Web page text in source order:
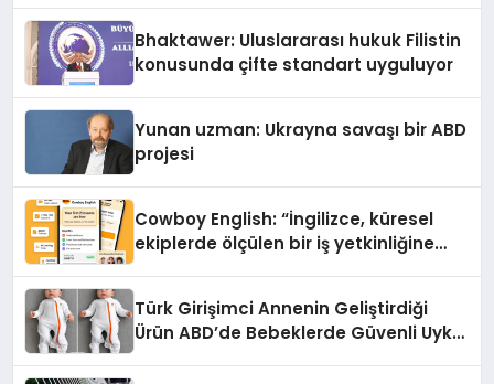
Bhaktawer: Uluslararası hukuk Filistin
konusunda çifte standart uyguluyor
Yunan uzman: Ukrayna savaşı bir ABD
projesi
Cowboy English: “İngilizce, küresel
ekiplerde ölçülen bir iş yetkinliğine
Türk Girişimci Annenin Geliştirdiği
Ürün ABD’de Bebeklerde Güvenli Uyku